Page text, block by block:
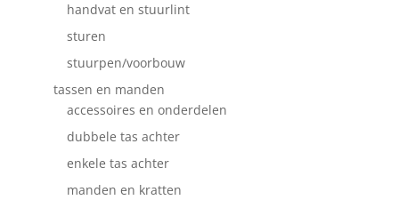
handvat en stuurlint
sturen
stuurpen/voorbouw
tassen en manden
accessoires en onderdelen
dubbele tas achter
enkele tas achter
manden en kratten